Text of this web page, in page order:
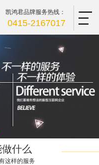
凯鸿君品牌服务热线：
0415-2167017
什么
这样的服务